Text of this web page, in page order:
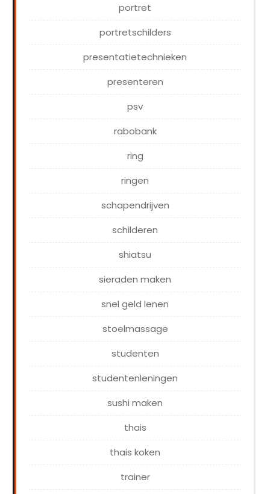
portret
portretschilders
presentatietechnieken
presenteren
psv
rabobank
ring
ringen
schapendrijven
schilderen
shiatsu
sieraden maken
snel geld lenen
stoelmassage
studenten
studentenleningen
sushi maken
thais
thais koken
trainer